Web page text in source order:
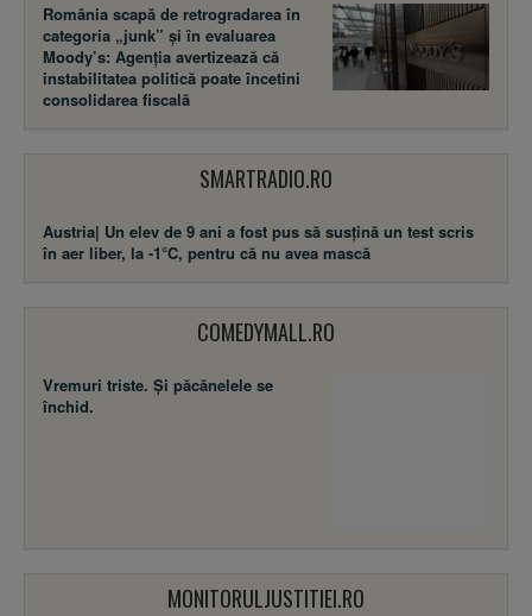
România scapă de retrogradarea în
categoria „junk” și în evaluarea
Moody’s: Agenția avertizează că
instabilitatea politică poate încetini
consolidarea fiscală
SMARTRADIO.RO
Austria| Un elev de 9 ani a fost pus să susţină un test scris
în aer liber, la -1°C, pentru că nu avea mască
COMEDYMALL.RO
Vremuri triste. Şi păcănelele se
închid.
MONITORULJUSTITIEI.RO